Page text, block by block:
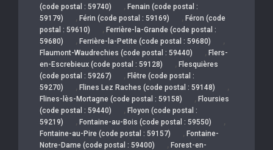
(code postal : 59740)
, Fenain (code postal :
59179)
, Férin (code postal : 59169) , Féron (code
postal : 59610)
, Ferrière-la-Grande (code postal :
59680)
, Ferrière-la-Petite (code postal : 59680) ,
Flaumont-Waudrechies (code postal : 59440) , Flers-
en-Escrebieux (code postal : 59128)
, Flesquières
(code postal : 59267)
, Flêtre (code postal :
59270)
, Flines Lez Raches (code postal : 59148) ,
Flines-lès-Mortagne (code postal : 59158) , Floursies
(code postal : 59440)
, Floyon (code postal :
59219)
, Fontaine-au-Bois (code postal : 59550) ,
Fontaine-au-Pire (code postal : 59157) , Fontaine-
Notre-Dame (code postal : 59400)
, Forest-en-